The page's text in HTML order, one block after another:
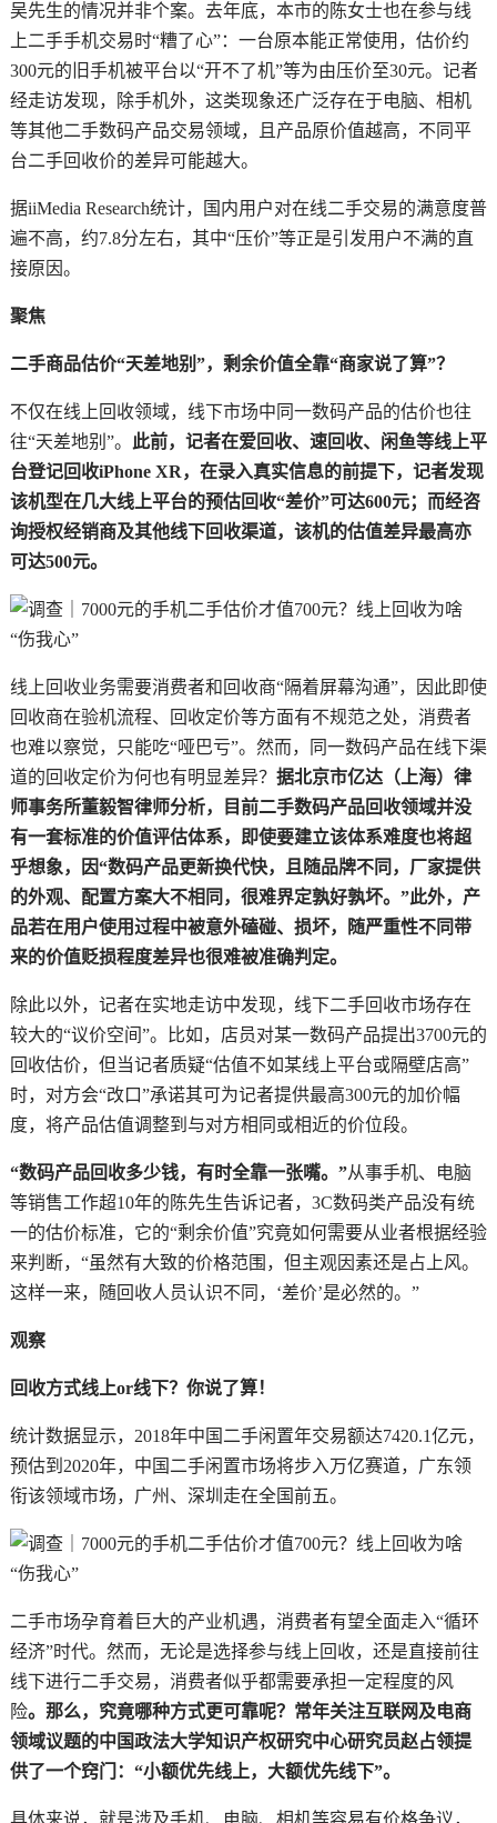
吴先生的情况并非个案。去年底，本市的陈女士也在参与线
上二手手机交易时“糟了心”：一台原本能正常使用，估价约
300元的旧手机被平台以“开不了机”等为由压价至30元。记者
经走访发现，除手机外，这类现象还广泛存在于电脑、相机
等其他二手数码产品交易领域，且产品原价值越高，不同平
台二手回收价的差异可能越大。
据iiMedia Research统计，国内用户对在线二手交易的满意度普
遍不高，约7.8分左右，其中“压价”等正是引发用户不满的直
接原因。
聚焦
二手商品估价“天差地别”，剩余价值全靠“商家说了算”？
不仅在线上回收领域，线下市场中同一数码产品的估价也往
往“天差地别”。
此前，记者在爱回收、速回收、闲鱼等线上平
台登记回收iPhone XR，在录入真实信息的前提下，记者发现
该机型在几大线上平台的预估回收“差价”可达600元；而经咨
询授权经销商及其他线下回收渠道，该机的估值差异最高亦
可达500元。
线上回收业务需要消费者和回收商“隔着屏幕沟通”，因此即使
回收商在验机流程、回收定价等方面有不规范之处，消费者
也难以察觉，只能吃“哑巴亏”。然而，同一数码产品在线下渠
道的回收定价为何也有明显差异？ 据北京市亿达（上海）律
师事务所董毅智律师分析，目前二手数码产品回收领域并没
有一套标准的价值评估体系，即使要建立该体系难度也将超
乎想象，因“数码产品更新换代快，且随品牌不同，厂家提供
的外观、配置方案大不相同，很难界定孰好孰坏。”此外，产
品若在用户使用过程中被意外磕碰、损坏，随严重性不同带
来的价值贬损程度差异也很难被准确判定。
除此以外，记者在实地走访中发现，线下二手回收市场存在
较大的“议价空间”。比如，店员对某一数码产品提出3700元的
回收估价，但当记者质疑“估值不如某线上平台或隔壁店高”
时，对方会“改口”承诺其可为记者提供最高300元的加价幅
度，将产品估值调整到与对方相同或相近的价位段。
“数码产品回收多少钱，有时全靠一张嘴。”从事手机、电脑
等销售工作超10年的陈先生告诉记者，3C数码类产品没有统
一的估价标准，它的“剩余价值”究竟如何需要从业者根据经验
来判断，“虽然有大致的价格范围，但主观因素还是占上风。
这样一来，随回收人员认识不同，‘差价’是必然的。”
观察
回收方式线上or线下？你说了算！
统计数据显示，2018年中国二手闲置年交易额达7420.1亿元，
预估到2020年，中国二手闲置市场将步入万亿赛道，广东领
衔该领域市场，广州、深圳走在全国前五。
二手市场孕育着巨大的产业机遇，消费者有望全面走入“循环
经济”时代。然而，无论是选择参与线上回收，还是直接前往
线下进行二手交易，消费者似乎都需要承担一定程度的风
险。那么，究竟哪种方式更可靠呢？常年关注互联网及电商
领域议题的中国政法大学知识产权研究中心研究员赵占领提
供了一个窍门：“小额优先线上，大额优先线下”。
具体来说，就是涉及手机、电脑、相机等容易有价格争议，